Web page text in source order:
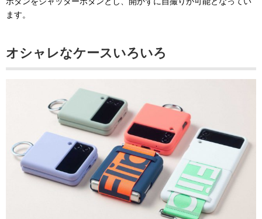
ます。
オシャレなケースいろいろ